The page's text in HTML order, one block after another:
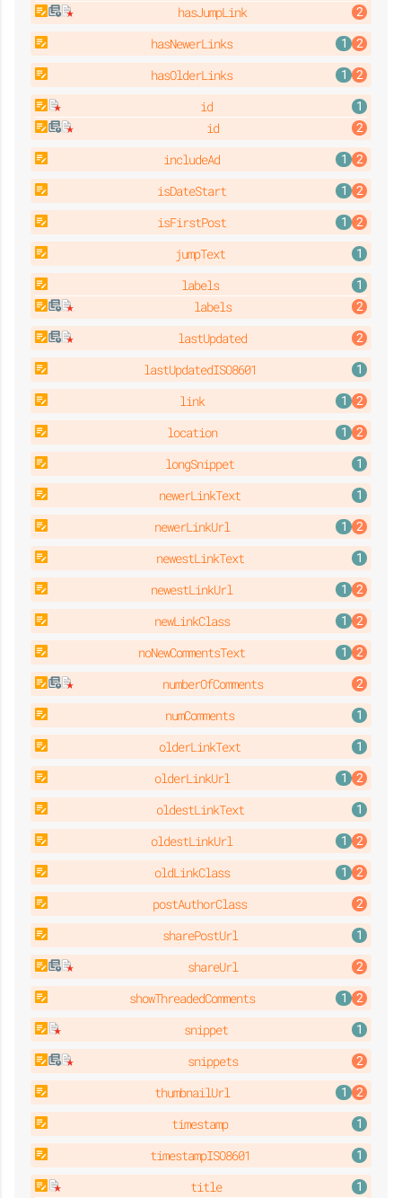
hasJumpLink
hasNewerLinks
hasOlderLinks
id
id
includeAd
isDateStart
isFirstPost
jumpText
labels
labels
lastUpdated
lastUpdatedISO8601
link
location
longSnippet
newerLinkText
newerLinkUrl
newestLinkText
newestLinkUrl
newLinkClass
noNewCommentsText
numberOfComments
numComments
olderLinkText
olderLinkUrl
oldestLinkText
oldestLinkUrl
oldLinkClass
postAuthorClass
sharePostUrl
shareUrl
showThreadedComments
snippet
snippets
thumbnailUrl
timestamp
timestampISO8601
title